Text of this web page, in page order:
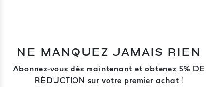
NE MANQUEZ JAMAIS RIEN
Abonnez-vous dès maintenant et obtenez 5% DE
RÉDUCTION sur votre premier achat !